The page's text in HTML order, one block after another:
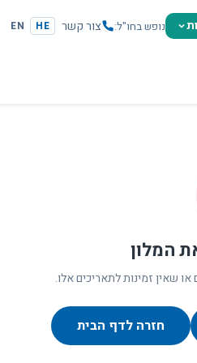
נופש בחו"ל צור קשר HE
EN
המלון
שאין זמינות לתאריכים אלו.
חזרה לדף הבית